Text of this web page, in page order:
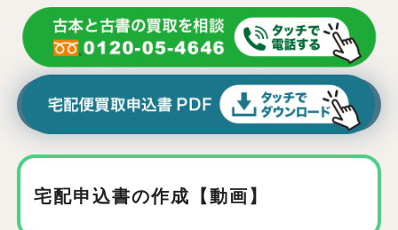
宅配申込書の作成【動画】